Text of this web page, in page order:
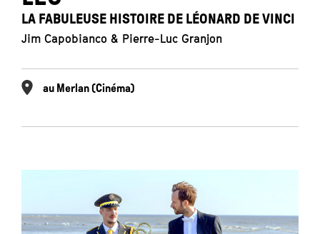
LA FABULEUSE HISTOIRE DE LÉONARD DE VINCI
Jim Capobianco & Pierre-Luc Granjon
au Merlan (Cinéma)